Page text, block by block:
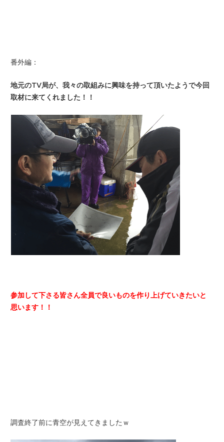
番外編：
地元のTV局が、我々の取組みに興味を持って頂いたようで今回
取材に来てくれました！！
参加して下さる皆さん全員で良いものを作り上げていきたいと
思います！！
調査終了前に青空が見えてきましたｗ